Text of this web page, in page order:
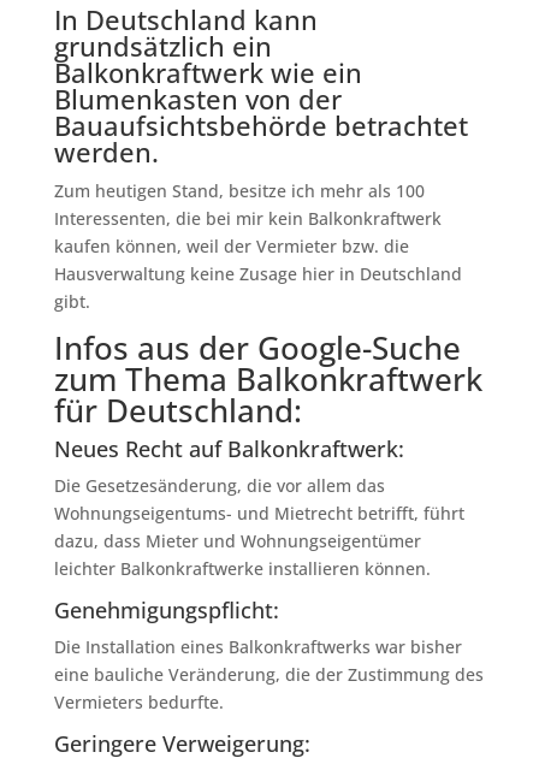
In Deutschland kann
grundsätzlich ein
Balkonkraftwerk wie ein
Blumenkasten von der
Bauaufsichtsbehörde betrachtet
werden.
Zum heutigen Stand, besitze ich mehr als 100
Interessenten, die bei mir kein Balkonkraftwerk
kaufen können, weil der Vermieter bzw. die
Hausverwaltung keine Zusage hier in Deutschland
gibt.
Infos aus der Google-Suche
zum Thema Balkonkraftwerk
für Deutschland:
Neues Recht auf Balkonkraftwerk:
Die Gesetzesänderung, die vor allem das
Wohnungseigentums- und Mietrecht betrifft, führt
dazu, dass Mieter und Wohnungseigentümer
leichter Balkonkraftwerke installieren können.
Genehmigungspflicht:
Die Installation eines Balkonkraftwerks war bisher
eine bauliche Veränderung, die der Zustimmung des
Vermieters bedurfte.
Geringere Verweigerung: